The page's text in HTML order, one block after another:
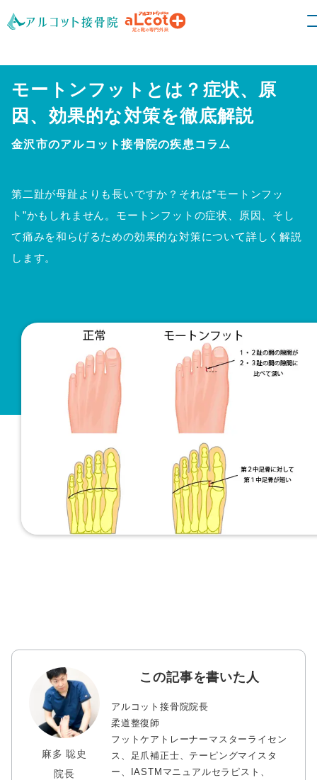
モートンフットとは？症状、原
因、効果的な対策を徹底解説
金沢市のアルコット接骨院の疾患コラム
第二趾が母趾よりも長いですか？それは”モートンフッ
ト”かもしれません。モートンフットの症状、原因、そし
て痛みを和らげるための効果的な対策について詳しく解説
します。
麻多 聡史
院長
この記事を書いた人
アルコット接骨院院長
柔道整復師
フットケアトレーナーマスターライセン
ス、足爪補正士、テーピングマイスタ
ー、IASTMマニュアルセラピスト、